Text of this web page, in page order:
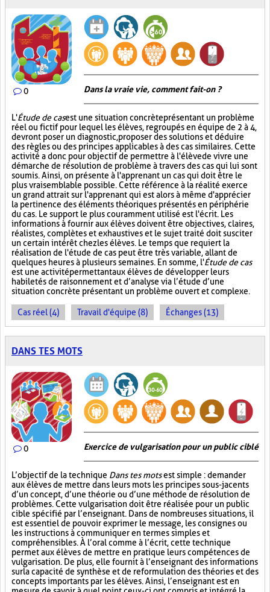
0 Dans la vraie vie, comment fait-on ?
L'Étude de casest une situation concrète présentant un problème
réel ou fictif pour lequel les élèves, regroupés en équipe de 2 à 4,
devront poser un diagnostic, proposer des solutions et déduire
des règles ou des principes applicables à des cas similaires. Cette
activité a donc pour objectif de permettre à l'élève de vivre une
démarche de résolution de problème à travers des cas qui lui sont
soumis. Ainsi, on présente à l'apprenant un cas qui doit être le
plus vraisemblable possible. Cette référence à la réalité exerce
un grand attrait sur l'apprenant qui est alors à même d'apprécier
la pertinence des éléments théoriques présentés en périphérie
du cas. Le support le plus couramment utilisé est l'écrit. Les
informations à fournir aux élèves doivent être objectives, claires,
réalistes, complètes et exhaustives et le sujet traité doit susciter
un certain intérêt chez les élèves. Le temps que requiert la
réalisation de l'étude de cas peut être très variable, allant de
quelques heures à plusieurs semaines. En somme, l'Étude de cas
est une activité permettant aux élèves de développer leurs
habiletés de raisonnement et d’analyse via l’étude d’une
situation concrète présentant un problème ouvert et complexe.
Cas réel (4) Travail d'équipe (8) Échanges (13)
DANS TES MOTS
0 Exercice de vulgarisation pour un public ciblé
L’objectif de la technique Dans tes motsest simple : demander
aux élèves de mettre dans leurs mots les principes sous-jacents
d’un concept, d’une théorie ou d’une méthode de résolution de
problèmes. Cette vulgarisation doit être réalisée pour un public
cible spécifié par l’enseignant. Dans de nombreuses situations, il
est essentiel de pouvoir exprimer le message, les consignes ou
les instructions à communiquer en termes simples et
compréhensibles. À l’oral comme à l’écrit, cette technique
permet aux élèves de mettre en pratique leurs compétences de
vulgarisation. De plus, elle fournit à l’enseignant des informations
sur la capacité de synthèse et de reformulation des théories et des
concepts importants par les élèves. Ainsi, l’enseignant est en